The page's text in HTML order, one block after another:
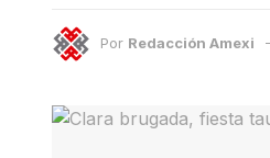
Por Redacción Amexi